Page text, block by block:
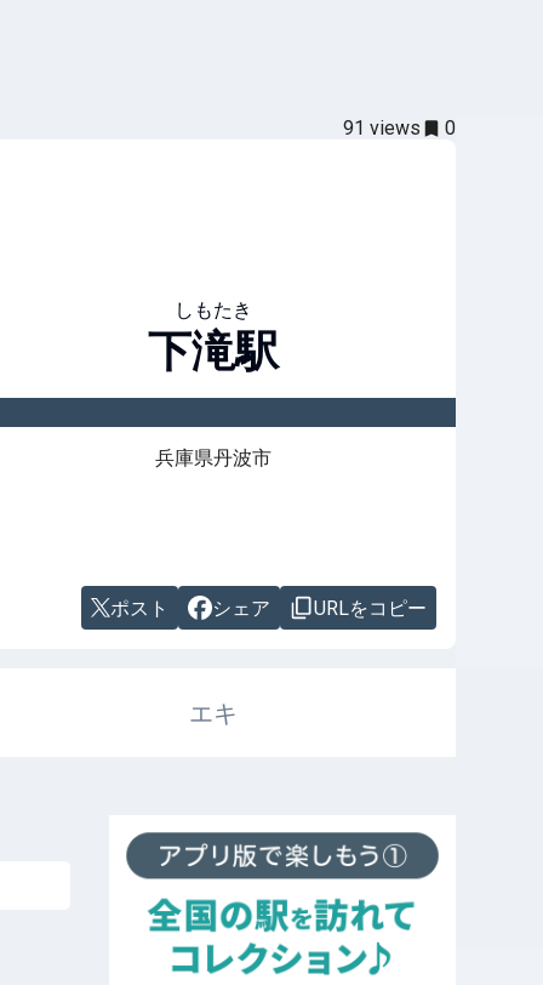
91 views 0
しもたき
下滝駅
兵庫県丹波市
ポスト シェア URLをコピー
エキ